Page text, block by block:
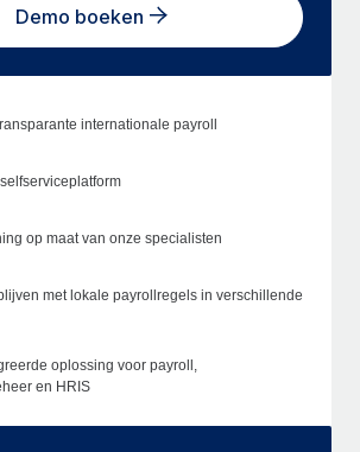
Demo boeken
internationale payroll
op maat van onze specialisten
met lokale payrollregels in verschillende
oplossing voor payroll,
en HRIS